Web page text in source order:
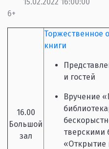
6+
16.00
Большой
зал
Торжественное
книги
и гостей
Вручение
тверскими
«Открытие